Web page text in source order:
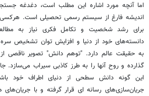
اما آنچه مورد اشاره این مطلب است، دغدغه
اندیشه فارغ از سیستم رسمی تحصیلی است.
برای رشد شخصیت و تکامل فکری نیاز به
دانسته‌های خود از دنیا و افزایش توان تشخیص
به حقیقت عالم دارد. "توهم دانش" تصویر ناقصی از
گذارده و روح آنها را به طرز کاذبی سیراب می‌سازد.
این گونه دانش سطحی از دنیای اطراف خود
جریان‌سازی‌های رسانه ای قرار گرفته و با